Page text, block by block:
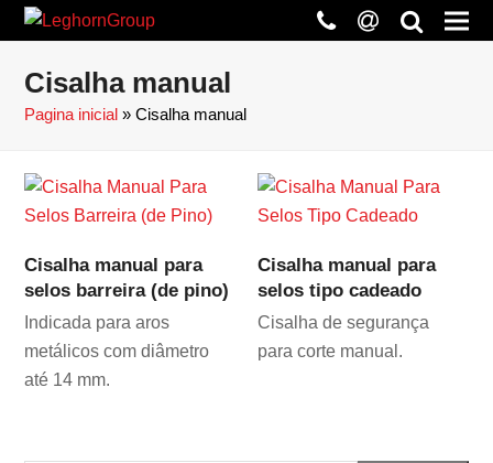
phone
at search
Cisalha manual
Pagina inicial »Cisalha manual
Cisalha manual para
selos barreira (de pino)
Indicada para aros
metálicos com diâmetro
até 14 mm.
Cisalha manual para
selos tipo cadeado
Cisalha de segurança
para corte manual.